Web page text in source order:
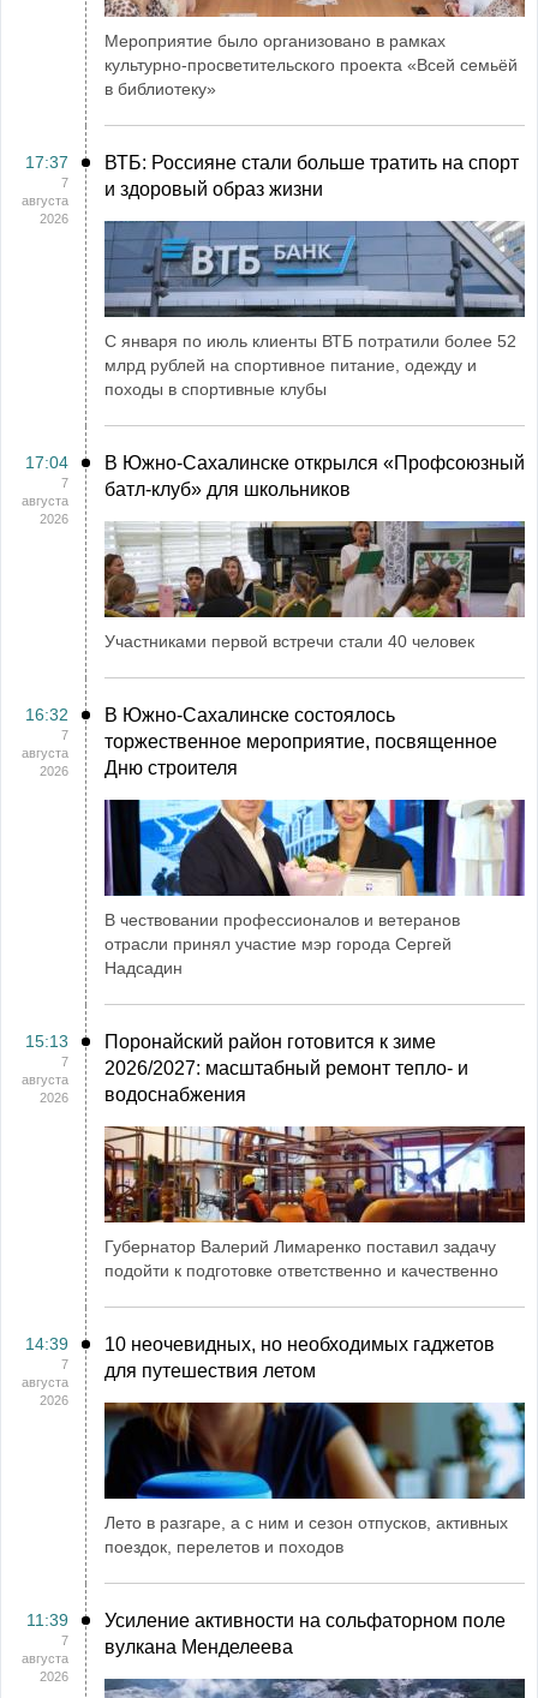
Мероприятие было организовано в рамках
культурно-просветительского проекта «Всей семьёй
в библиотеку»
17:37
7
августа
2026
ВТБ: Россияне стали больше тратить на спорт
и здоровый образ жизни
С января по июль клиенты ВТБ потратили более 52
млрд рублей на спортивное питание, одежду и
походы в спортивные клубы
17:04
7
августа
2026
В Южно-Сахалинске открылся «Профсоюзный
батл-клуб» для школьников
Участниками первой встречи стали 40 человек
16:32
7
августа
2026
В Южно-Сахалинске состоялось
торжественное мероприятие, посвященное
Дню строителя
В чествовании профессионалов и ветеранов
отрасли принял участие мэр города Сергей
Надсадин
15:13
7
августа
2026
Поронайский район готовится к зиме
2026/2027: масштабный ремонт тепло- и
водоснабжения
Губернатор Валерий Лимаренко поставил задачу
подойти к подготовке ответственно и качественно
14:39
7
августа
2026
10 неочевидных, но необходимых гаджетов
для путешествия летом
Лето в разгаре, а с ним и сезон отпусков, активных
поездок, перелетов и походов
11:39
7
августа
2026
Усиление активности на сольфаторном поле
вулкана Менделеева